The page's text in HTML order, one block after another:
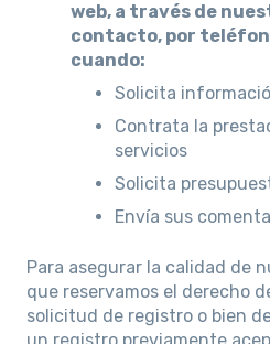
web, a través de
contacto, por
cuando:
Solicita
Contrata la
servicios
Solicita
Envía sus
Para asegurar la calidad de
que reservamos el derecho
solicitud de registro o bien